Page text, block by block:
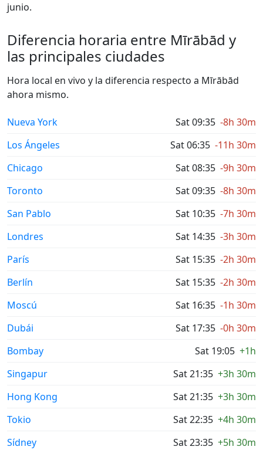
junio.
Diferencia horaria entre Mīrābād y
las principales ciudades
Hora local en vivo y la diferencia respecto a Mīrābād
ahora mismo.
Nueva York Sat 09:35 -8h 30m
Los Ángeles
Sat 06:35 -11h 30m
Chicago
Sat 08:35 -9h 30m
Toronto
Sat 09:35 -8h 30m
San Pablo
Sat 10:35 -7h 30m
Londres
Sat 14:35 -3h 30m
París
Sat 15:35 -2h 30m
Berlín
Sat 15:35 -2h 30m
Moscú
Sat 16:35 -1h 30m
Dubái
Sat 17:35 -0h 30m
Bombay
Sat 19:05 +1h
Singapur
Sat 21:35 +3h 30m
Hong Kong
Sat 21:35 +3h 30m
Tokio
Sat 22:35 +4h 30m
Sídney
Sat 23:35 +5h 30m